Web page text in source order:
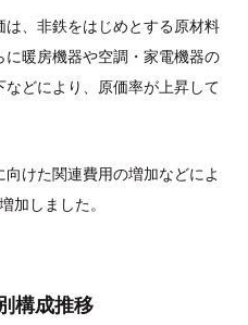
、非鉄をはじめとする原材料
暖房機器や空調・家電機器の
どにより、原価率が上昇して
けた関連費用の増加などによ
加しました。
構成推移